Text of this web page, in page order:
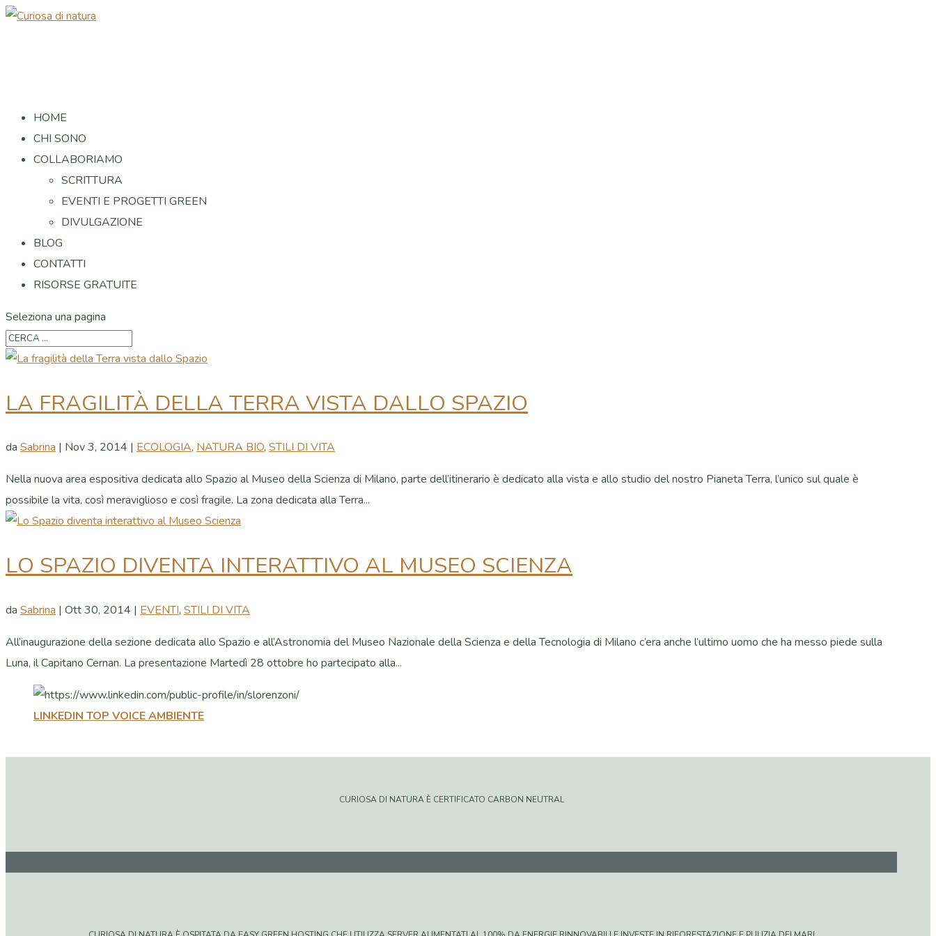
HOME
CHI SONO
COLLABORIAMO
SCRITTURA
EVENTI E PROGETTI GREEN
DIVULGAZIONE
BLOG
CONTATTI
RISORSE GRATUITE
Seleziona una pagina
LA FRAGILITÀ DELLA TERRA VISTA DALLO SPAZIO
da Sabrina | Nov 3, 2014 | ECOLOGIA, NATURA BIO, STILI DI VITA
Nella nuova area espositiva dedicata allo Spazio al Museo della Scienza di Milano, parte dell’itinerario è dedicato alla vista e allo studio del nostro Pianeta Terra, l’unico sul quale è
possibile la vita, così meraviglioso e così fragile. La zona dedicata alla Terra...
LO SPAZIO DIVENTA INTERATTIVO AL MUSEO SCIENZA
da Sabrina | Ott 30, 2014 | EVENTI, STILI DI VITA
All’inaugurazione della sezione dedicata allo Spazio e all’Astronomia del Museo Nazionale della Scienza e della Tecnologia di Milano c’era anche l’ultimo uomo che ha messo piede sulla
Luna, il Capitano Cernan. La presentazione Martedì 28 ottobre ho partecipato alla...
LINKEDIN TOP VOICE AMBIENTE
CURIOSA DI NATURA È CERTIFICATO CARBON NEUTRAL